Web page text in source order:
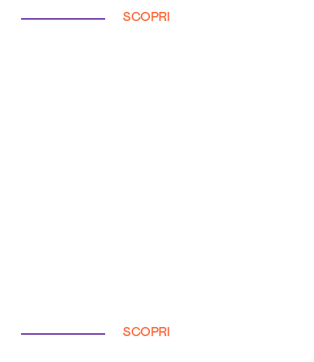
SCOPRI
SCOPRI